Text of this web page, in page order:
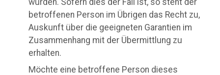
betroffenen Person im Übrigen das Recht zu,
Auskunft über die geeigneten Garantien im
Zusammenhang mit der Übermittlung zu
erhalten.
Möchte eine betroffene Person dieses